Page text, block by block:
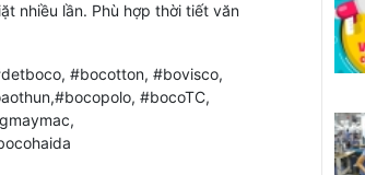
nhiều lần. Phù hợp thời tiết văn
#bocotton, #bovisco,
#bocoTC,